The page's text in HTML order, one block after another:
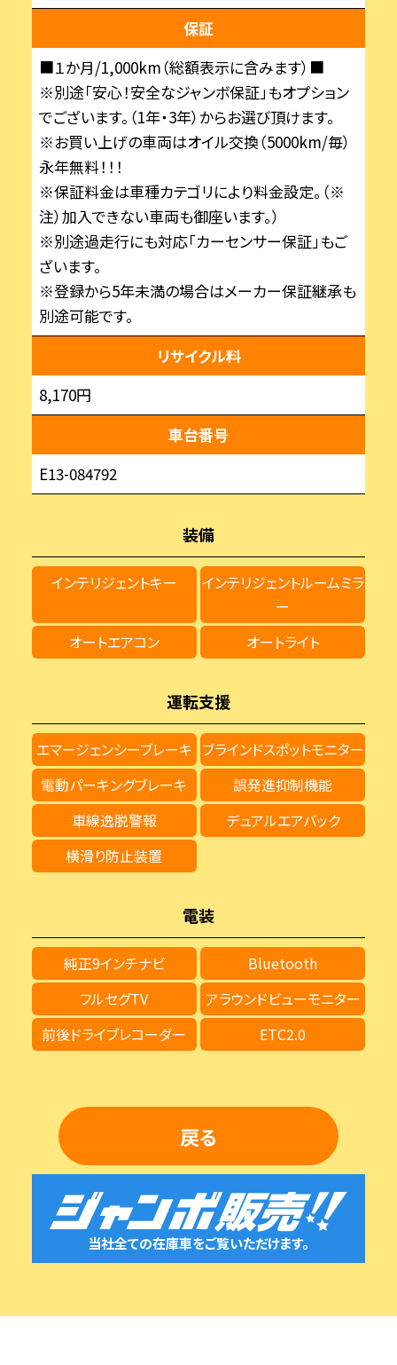
保証
■１か月/1,000km（総額表示に含みます）■
※別途「安心！安全なジャンボ保証」もオプション
でございます。（1年・3年）からお選び頂けます。
※お買い上げの車両はオイル交換（5000km/毎）
永年無料！！！
※保証料金は車種カテゴリにより料金設定。（※
注）加入できない車両も御座います。）
※別途過走行にも対応「カーセンサー保証」もご
ざいます。
※登録から5年未満の場合はメーカー保証継承も
別途可能です。
リサイクル料
8,170円
車台番号
E13-084792
装備
インテリジェントキー
インテリジェントルームミラ
ー
オートエアコン
オートライト
運転支援
エマージェンシーブレーキ ブラインドスポットモニター
電動パーキングブレーキ
誤発進抑制機能
車線逸脱警報
デュアルエアバック
横滑り防止装置
電装
純正9インチナビ
Bluetooth
フルセグTV
アラウンドビューモニター
前後ドライブレコーダー
ETC2.0
戻る
当社全ての在庫車をご覧いただけます。